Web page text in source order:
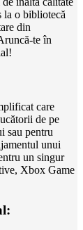
la o bibliotecă
din
te în
care
de pe
sau pentru
unui
un singur
Xbox Game